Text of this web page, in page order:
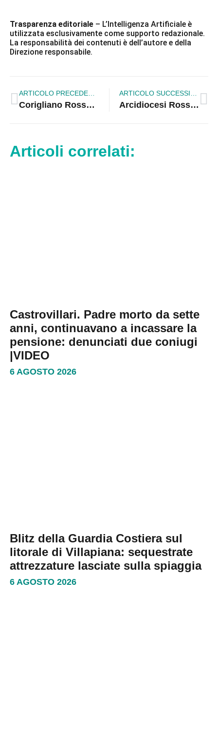
Trasparenza editoriale – L’Intelligenza Artificiale è
utilizzata esclusivamente come supporto redazionale.
La responsabilità dei contenuti è dell’autore e della
Direzione responsabile.
Corigliano Rossano. Galleria paramassi, a fine mese la gara per i lavori Arcidiocesi Rossano-Cariati. Hikikomori, dibattito pubblico sul ritiro sociale dei giovani
Articoli correlati:
Castrovillari. Padre morto da sette
anni, continuavano a incassare la
pensione: denunciati due coniugi
|VIDEO
6 AGOSTO 2026
Blitz della Guardia Costiera sul
litorale di Villapiana: sequestrate
attrezzature lasciate sulla spiaggia
6 AGOSTO 2026